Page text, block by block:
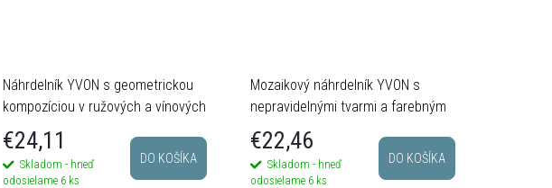
Náhrdelník YVON s geometrickou
kompozíciou v ružových a vínových
tónoch
€24,11
Skladom - hneď
odosielame 6 ks
DO KOŠÍKA
Mozaikový náhrdelník YVON s
nepravidelnými tvarmi a farebným
smaltom
€22,46
Skladom - hneď
odosielame 6 ks
DO KOŠÍKA